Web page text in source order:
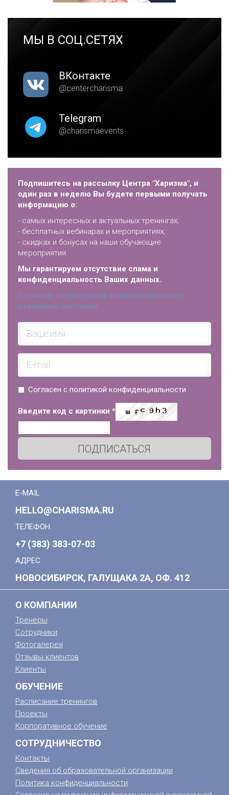
МЫ В СОЦ.СЕТЯХ
ВКонтакте
@centercharisma
Telegram
@charismaevents
Подпишитесь на рассылку Центра "Харизма", и
один раз в неделю Вы будете первыми получать
информацию о:
- самых интересных и актуальных тренингах;
- бесплатных вебинарах и мероприятиях;
- скидках и бонусах на наши обучающие
мероприятия.
Мы гарантируем отсутствие спама и
конфиденциальность Ваших данных.
Согласие на получение информационной и
рекламной рассылки
Согласен с политикой конфиденциальности
Введите код с картинки *
ПОДПИСАТЬСЯ
E-MAIL
HELLO@CHARISMA.RU
ТЕЛЕФОН
+7 (383) 383-07-03
АДРЕС
НОВОСИБИРСК, ГАЛУЩАКА 2А, ОФ. 412
О КОМПАНИИ
Тренеры
Сотрудники
Фотогалерея
Отзывы клиентов
Клиенты
ОБУЧЕНИЕ
Расписание тренингов
Проекты
Корпоративное обучение
СОТРУДНИЧЕСТВО
Контакты
Сведения об образовательной организации
Политика конфиденциальности